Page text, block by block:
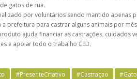
gatos de rua.
por voluntários sendo mantido apenas
a prefeitura para castrar alguns animais por
ajuda financiar as castrações, cuidados
e apoiar todo o trabalho CED.
#PresenteCriativo #Castraçao